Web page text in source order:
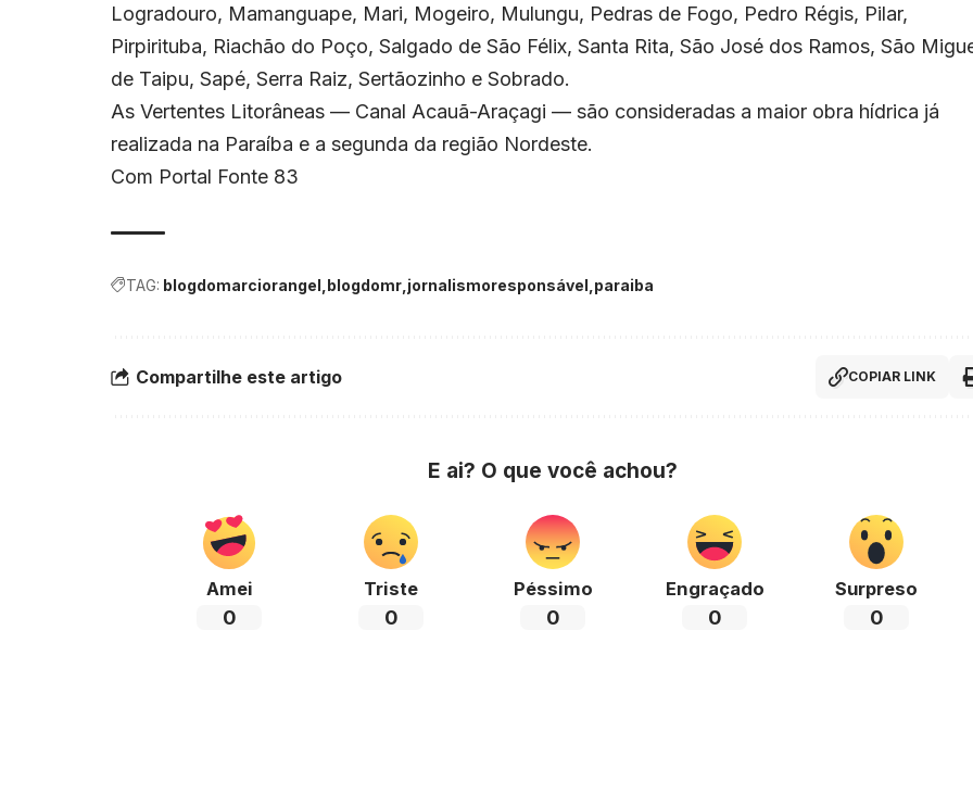
Logradouro, Mamanguape, Mari, Mogeiro, Mulungu, Pedras de Fogo, Pedro Régis, Pilar,
Pirpirituba, Riachão do Poço, Salgado de São Félix, Santa Rita, São José dos Ramos, São
de Taipu, Sapé, Serra Raiz, Sertãozinho e Sobrado.
As Vertentes Litorâneas — Canal Acauã-Araçagi — são consideradas a maior obra hídrica já
realizada na Paraíba e a segunda da região Nordeste.
Com Portal Fonte 83
TAG: blogdomarciorangel blogdomr jornalismoresponsável paraiba
Compartilhe este artigo COPIAR LINK
E ai? O que você achou?
Amei
0
Triste
0
Péssimo
0
Engraçado
0
Surpreso
0